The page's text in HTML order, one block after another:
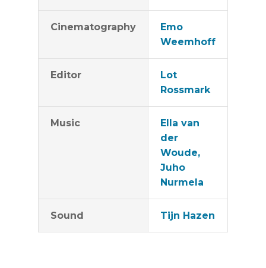
Cinematography
Emo
Weemhoff
Editor
Lot
Rossmark
Music
Ella van
der
Woude,
Juho
Nurmela
Sound Tijn Hazen